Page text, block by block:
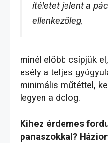
ítéletet jelent a
ellenkezőleg,
minél előbb csípjük
esély a teljes
minimális műtéttel,
legyen a dolog.
Kihez érdemes
panaszokkal?